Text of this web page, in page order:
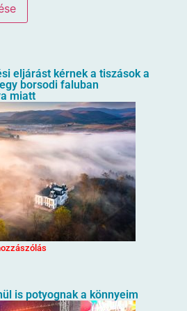
eljárást kérnek a tiszások a
borsodi faluban
miatt
is potyognak a könnyeim